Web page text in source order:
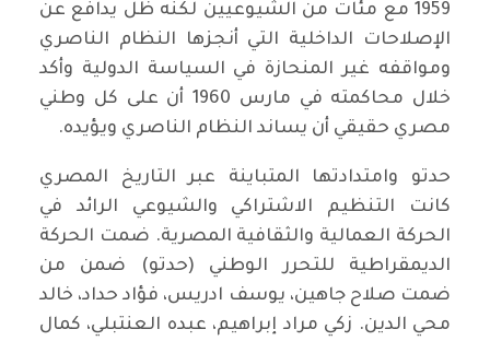
1959 مع مئات من الشيوعيين لكنه ظل يدافع عن
الإصلاحات الداخلية التي أنجزها النظام الناصري
ومواقفه غير المنحازة في السياسة الدولية وأكد
خلال محاكمته في مارس 1960 أن على كل وطني
مصري حقيقي أن يساند النظام الناصري ويؤيده.
حدتو وامتدادتها المتباينة عبر التاريخ المصري
كانت التنظيم الاشتراكي والشيوعي الرائد في
الحركة العمالية والثقافية المصرية. ضمت الحركة
الديمقراطية للتحرر الوطني (حدتو) ضمن من
ضمت صلاح جاهين، يوسف ادريس، فؤاد حداد، خالد
محي الدين. زكي مراد إبراهيم، عبده العنتبلي، كمال